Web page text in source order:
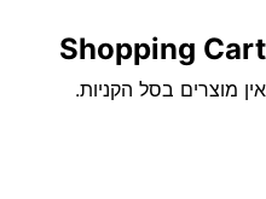
Shopping Cart
אין מוצרים בסל הקניות.